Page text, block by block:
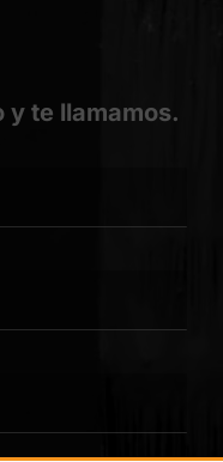
te llamamos.